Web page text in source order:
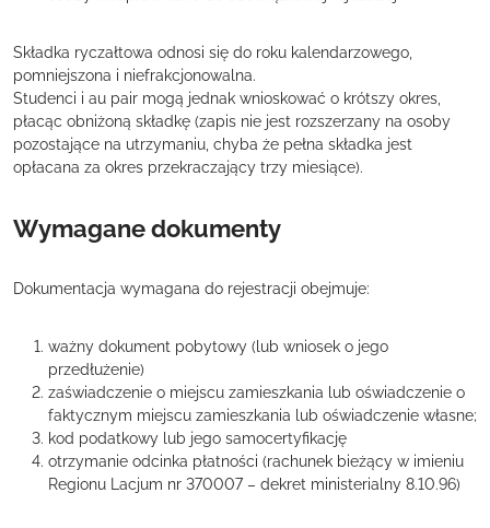
Składka ryczałtowa odnosi się do roku kalendarzowego,
pomniejszona i niefrakcjonowalna.
Studenci i au pair mogą jednak wnioskować o krótszy okres,
płacąc obniżoną składkę (zapis nie jest rozszerzany na osoby
pozostające na utrzymaniu, chyba że pełna składka jest
opłacana za okres przekraczający trzy miesiące).
Wymagane dokumenty
Dokumentacja wymagana do rejestracji obejmuje:
ważny dokument pobytowy (lub wniosek o jego
przedłużenie)
zaświadczenie o miejscu zamieszkania lub oświadczenie o
faktycznym miejscu zamieszkania lub oświadczenie własne;
kod podatkowy lub jego samocertyfikację
otrzymanie odcinka płatności (rachunek bieżący w imieniu
Regionu Lacjum nr 370007 – dekret ministerialny 8.10.96)